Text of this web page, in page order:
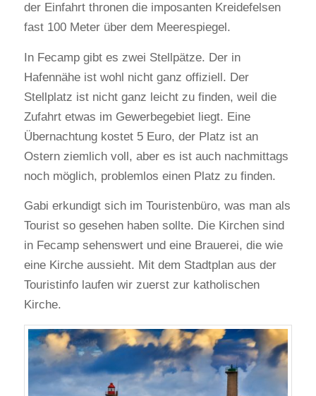
der Einfahrt thronen die imposanten Kreidefelsen
fast 100 Meter über dem Meerespiegel.
In Fecamp gibt es zwei Stellpätze. Der in
Hafennähe ist wohl nicht ganz offiziell. Der
Stellplatz ist nicht ganz leicht zu finden, weil die
Zufahrt etwas im Gewerbegebiet liegt. Eine
Übernachtung kostet 5 Euro, der Platz ist an
Ostern ziemlich voll, aber es ist auch nachmittags
noch möglich, problemlos einen Platz zu finden.
Gabi erkundigt sich im Touristenbüro, was man als
Tourist so gesehen haben sollte. Die Kirchen sind
in Fecamp sehenswert und eine Brauerei, die wie
eine Kirche aussieht. Mit dem Stadtplan aus der
Touristinfo laufen wir zuerst zur katholischen
Kirche.